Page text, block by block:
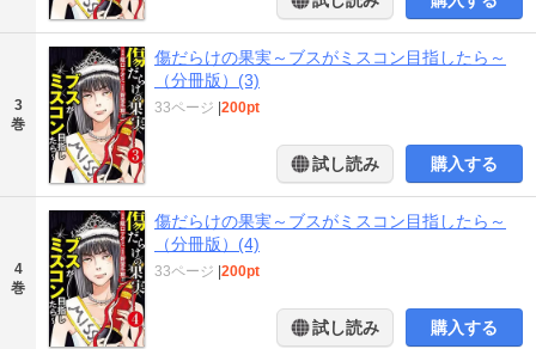
3
巻
傷だらけの果実～ブスがミスコン目指したら～
（分冊版）(3)
33ページ 200pt
試し読み 購入する
4
巻
傷だらけの果実～ブスがミスコン目指したら～
（分冊版）(4)
33ページ 200pt
試し読み 購入する